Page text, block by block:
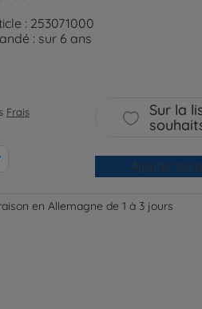
: 253071000
: sur 6 ans
Frais
Sur la
Ajouter au
en Allemagne de 1 à 3 jours